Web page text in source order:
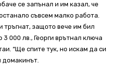
се запънал и им казал, че
съвсем малко работа.
тръгнат, защото вече им бил
000 лв., Георги врътнал ключа
“Ще спите тук, но искам да си
домакинът.